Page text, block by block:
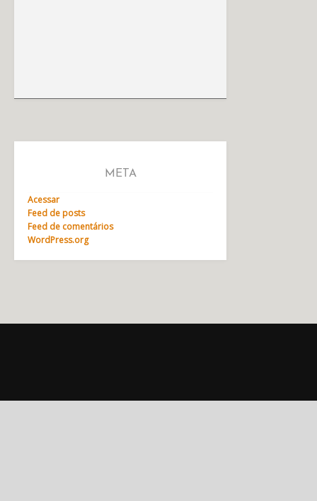
META
Acessar
Feed de posts
Feed de comentários
WordPress.org